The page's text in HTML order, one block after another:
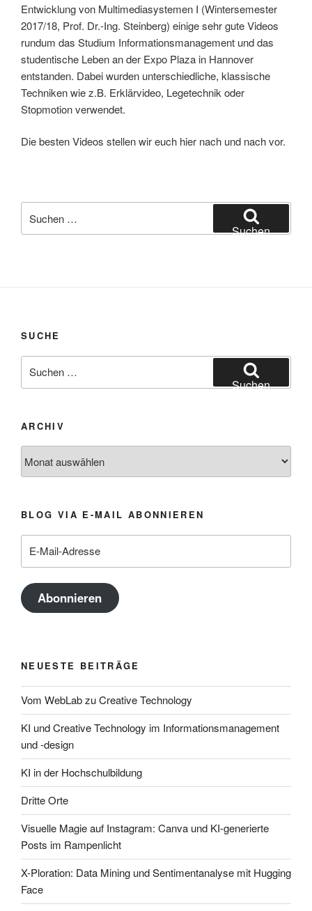
Entwicklung von Multimediasystemen I (Wintersemester
2017/18, Prof. Dr.-Ing. Steinberg) einige sehr gute Videos
rundum das Studium Informationsmanagement und das
studentische Leben an der Expo Plaza in Hannover
entstanden. Dabei wurden unterschiedliche, klassische
Techniken wie z.B. Erklärvideo, Legetechnik oder
Stopmotion verwendet.
Die besten Videos stellen wir euch hier nach und nach vor.
nach:
Suchen
SUCHE
nach:
Suchen
ARCHIV
BLOG VIA E-MAIL ABONNIEREN
Mail-
Abonnieren
NEUESTE BEITRÄGE
Vom WebLab zu Creative Technology
KI und Creative Technology im Informationsmanagement
und -design
KI in der Hochschulbildung
Dritte Orte
Visuelle Magie auf Instagram: Canva und KI-generierte
Posts im Rampenlicht
X-Ploration: Data Mining und Sentimentanalyse mit Hugging
Face